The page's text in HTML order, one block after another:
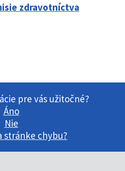
zdravotníctva
pre vás užitočné?
Áno
Nie
stránke chybu?